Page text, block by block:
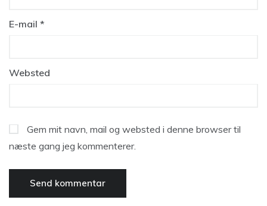
E-mail *
Websted
Gem mit navn, mail og websted i denne browser til
næste gang jeg kommenterer.